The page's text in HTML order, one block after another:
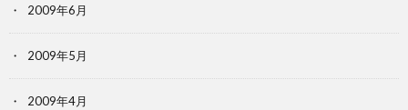
2009年6月
2009年5月
2009年4月